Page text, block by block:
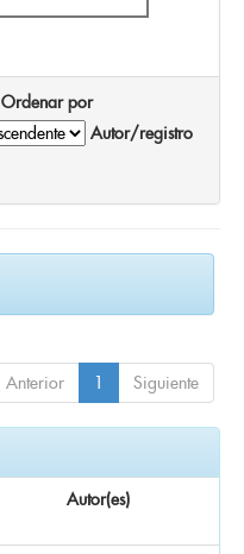
Ordenar por
Autor/registro
Anterior 1 Siguiente
Autor(es)